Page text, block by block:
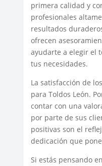
primera calidad y
profesionales
resultados
ofrecen
ayudarte a elegir el
tus necesidades.
La satisfacción de
para Toldos León.
contar con una
por parte de sus
positivas son el
dedicación que
Si estás pensando